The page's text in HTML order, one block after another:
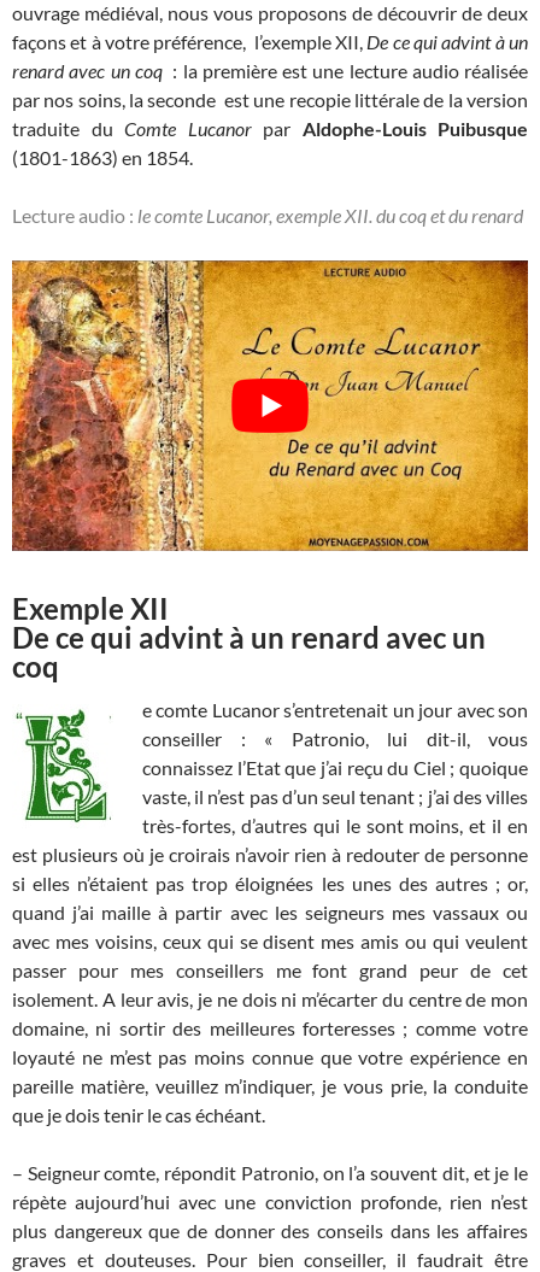
ouvrage médiéval, nous vous proposons de découvrir de deux
façons et à votre préférence, l’exemple XII, De ce qui advint à un
renard avec un coq : la première est une lecture audio réalisée
par nos soins, la seconde est une recopie littérale de la version
traduite du Comte Lucanorpar Aldophe-Louis Puibusque
(1801-1863) en 1854.
Lecture audio : le comte Lucanor, exemple XII. du coq et du renard
Exemple XII
De ce qui advint à un renard avec un
coq
e comte Lucanor s’entretenait un jour avec son
conseiller : « Patronio, lui dit-il, vous
connaissez l’Etat que j’ai reçu du Ciel ; quoique
vaste, il n’est pas d’un seul tenant ; j’ai des villes
très-fortes, d’autres qui le sont moins, et il en
est plusieurs où je croirais n’avoir rien à redouter de personne
si elles n’étaient pas trop éloignées les unes des autres ; or,
quand j’ai maille à partir avec les seigneurs mes vassaux ou
avec mes voisins, ceux qui se disent mes amis ou qui veulent
passer pour mes conseillers me font grand peur de cet
isolement. A leur avis, je ne dois ni m’écarter du centre de mon
domaine, ni sortir des meilleures forteresses ; comme votre
loyauté ne m’est pas moins connue que votre expérience en
pareille matière, veuillez m’indiquer, je vous prie, la conduite
que je dois tenir le cas échéant.
– Seigneur comte, répondit Patronio, on l’a souvent dit, et je le
répète aujourd’hui avec une conviction profonde, rien n’est
plus dangereux que de donner des conseils dans les affaires
graves et douteuses. Pour bien conseiller, il faudrait être